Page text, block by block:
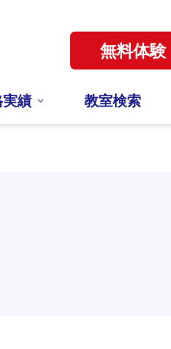
無料体験
実績 教室検索